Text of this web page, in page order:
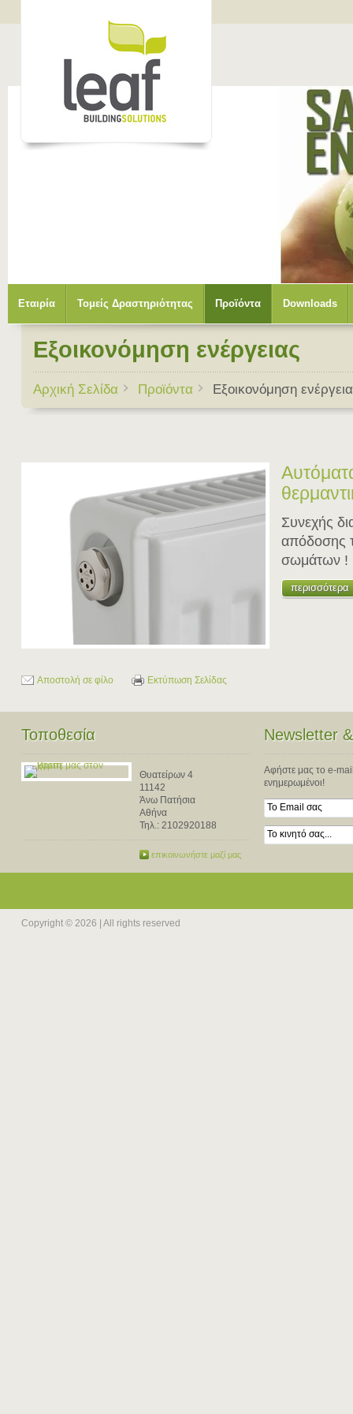
Εταιρία Τομείς Δραστηριότητας Προϊόντα Downloads
Εξοικονόμηση ενέργειας
Αρχική Σελίδα Προϊόντα Εξοικονόμηση
Συνεχής
απόδοσης
σωμάτων !
περισσότερα
Αποστολή σε φίλο Εκτύπωση Σελίδας
Τοποθεσία
Θυατείρων 4
11142
Άνω Πατήσια
Αθήνα
Τηλ.: 2102920188
επικοινωνήστε μαζί μας
Newsletter
Αφήστε μας το e-
ενημερωμένοι!
Copyright © 2026 | All rights reserved